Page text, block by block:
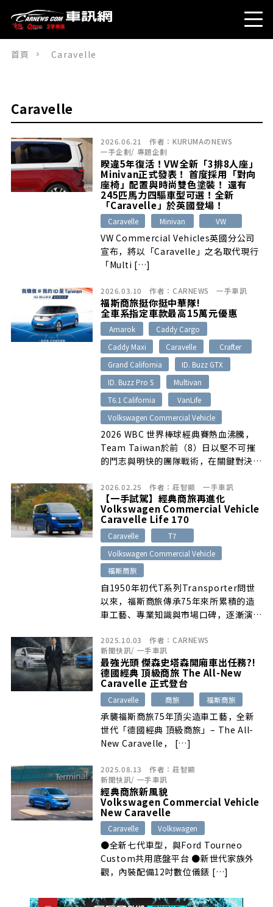
首頁 Caravelle
Caravelle
2026.06.21 作者： KURUMAのNEWS
一手企劃/ 專題企劃
睽違5年復活！VW全新「3排8人座」
Minivan正式發表！ 首度採用「對向
座椅」配置與時尚雙色塗裝！ 還有
245匹馬力四驅車型可選！全新
「Caravelle」於英國登場！
Caravelle Minivan VW
VW Commercial Vehicles英國分公司
宣布，將以「Caravelle」之名取代現行
「Multi […]
2026.03.10 作者： CARNEWS 一手車訊
福斯商旅挺你挺中華隊!
全車系指定車款最高15萬元優惠
Amarok
Caddy Cargo
Caddy Maxi
Caravelle
Crafter
Grand California
ID. Buzz GTX
ID. Buzz Pro S
Multivan
T6.1 California
VanLife
Volkswagen Commercial Vehicle
2026 WBC 世界棒球經典賽熱血沸騰，
Team Taiwan於前（8）日以堅不可摧
的鬥志與明快的團隊戰術，在關鍵對決中
應這份屬於全台的喜悅，福斯商旅將以實
質優惠回饋，與所有在人生賽道上努力的
英雄們一同喝采。
2026.02.25 作者： 莊智顯 一手車訊
【一手試駕】經典商旅再進化
Volkswagen Commercial Vehicle
Caravelle Life 170
Caravelle
T7
Volkswagen Commercial Vehicle
福斯商旅
自1950年初代T系列Transporter問世
以來，福斯商旅傳承75年來所累積的造
車工藝、專業知識與市場口碑，逐漸演變
滿足商務接待、機場接駁、觀光旅遊、賽
事後勤或是家庭用車等多樣化的使用需
求，而隨著全新T7世代Caravelle於
2025年10月初正式在台上市，相信也將
引領國內商旅市場的再一次進化……
2025.10.03 作者： CARNEWS
新聞快訊/ 一手車訊
最強光頭 傑森史塔森開廂車出任務?!
德國經典 頂級商旅 The All-New
Caravelle 正式登台
Caravelle 商旅 福斯商旅
承襲福斯商旅75年頂尖造車工藝，全新
世代「德國經典 頂級商旅」– The All-
New Caravelle， […]
2025.08.13 作者： 莊智顯
新聞快訊/ 一手車訊
經典商旅新風貌
Volkswagen Commercial Vehicle
New Caravelle
Caravelle Volkswagen
●全新七代車型，與Ford Tourneo
Custom共用底盤平台 ●新世代家族外
觀，內裝配備12吋數位儀錶 […]